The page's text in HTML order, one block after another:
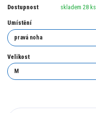
Dostupnost skladem 28 ks
Umístění
Velikost